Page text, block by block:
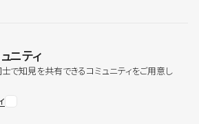
ニティ
で知見を共有できるコミュニティをご用意し